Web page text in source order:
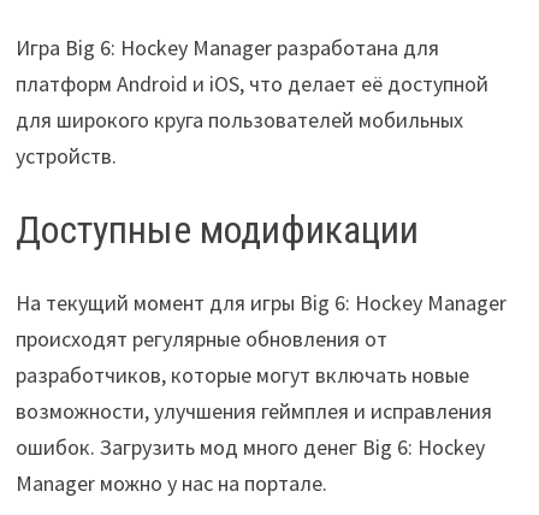
Игра Big 6: Hockey Manager разработана для
платформ Android и iOS, что делает её доступной
для широкого круга пользователей мобильных
устройств.
Доступные модификации
На текущий момент для игры Big 6: Hockey Manager
происходят регулярные обновления от
разработчиков, которые могут включать новые
возможности, улучшения геймплея и исправления
ошибок. Загрузить мод много денег Big 6: Hockey
Manager можно у нас на портале.